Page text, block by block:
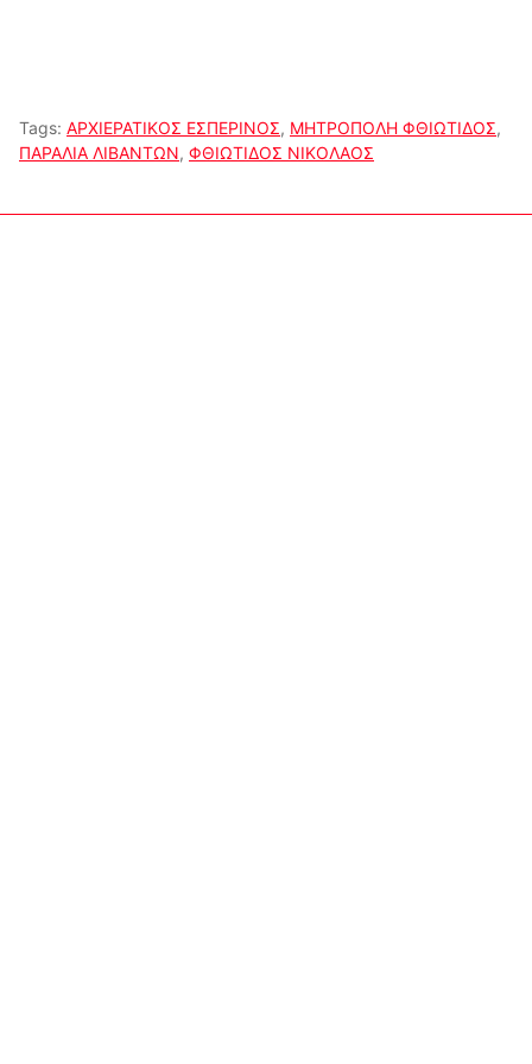
Tags: ΑΡΧΙΕΡΑΤΙΚΟΣ ΕΣΠΕΡΙΝΟΣ, ΜΗΤΡΟΠΟΛΗ ΦΘΙΩΤΙΔΟΣ,
ΠΑΡΑΛΙΑ ΛΙΒΑΝΤΩΝ, ΦΘΙΩΤΙΔΟΣ ΝΙΚΟΛΑΟΣ